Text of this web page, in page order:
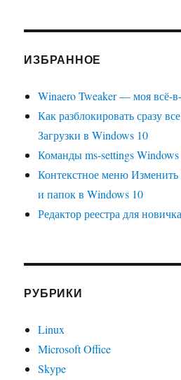
ИЗБРАННОЕ
Winaero Tweaker — моя всё-
Как разблокировать сразу
Загрузки в Windows 10
Команды ms-settings Windows
Контекстное меню Изменить
и папок в Windows 10
Редактор реестра для
РУБРИКИ
Linux
Microsoft Office
Skype